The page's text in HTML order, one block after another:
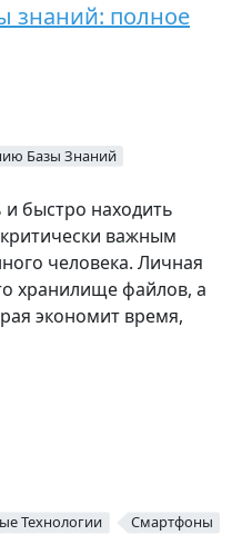
знаний: полное
Базы Знаний
быстро находить
важным
человека. Личная
хранилище файлов, а
экономит время,
Технологии
Смартфоны